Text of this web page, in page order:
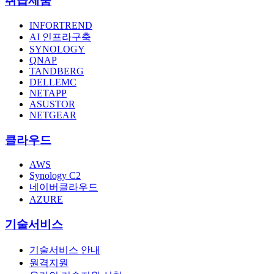
INFORTREND
AI 인프라구축
SYNOLOGY
QNAP
TANDBERG
DELLEMC
NETAPP
ASUSTOR
NETGEAR
클라우드
AWS
Synology C2
네이버클라우드
AZURE
기술서비스
기술서비스 안내
원격지원